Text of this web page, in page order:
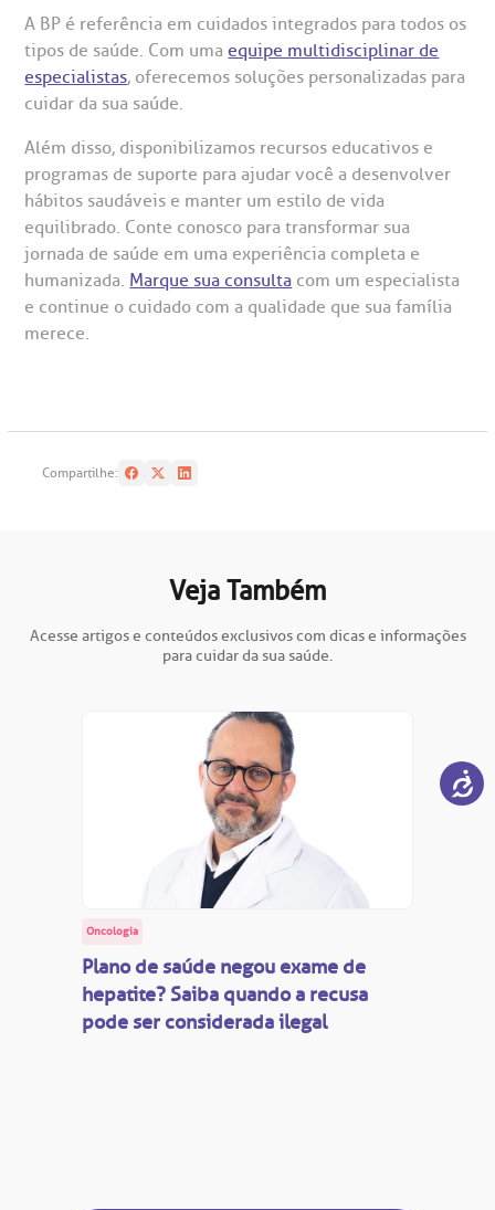
A BP é referência em cuidados integrados para todos os
tipos de saúde. Com umaequipe multidisciplinar de
especialistas, oferecemos soluções personalizadas para
cuidar da sua saúde.
Além disso, disponibilizamos recursos educativos e
programas de suporte para ajudar você a desenvolver
hábitos saudáveis e manter um estilo de vida
equilibrado. Conte conosco para transformar sua
jornada de saúde em uma experiência completa e
humanizada. Marque sua consulta com um especialista
e continue o cuidado com a qualidade que sua família
merece.
Compartilhe:
Veja Também
Acesse artigos e conteúdos exclusivos com dicas e informações
para cuidar da sua saúde.
Oncologia
Plano de saúde negou exame de
hepatite? Saiba quando a recusa
pode ser considerada ilegal